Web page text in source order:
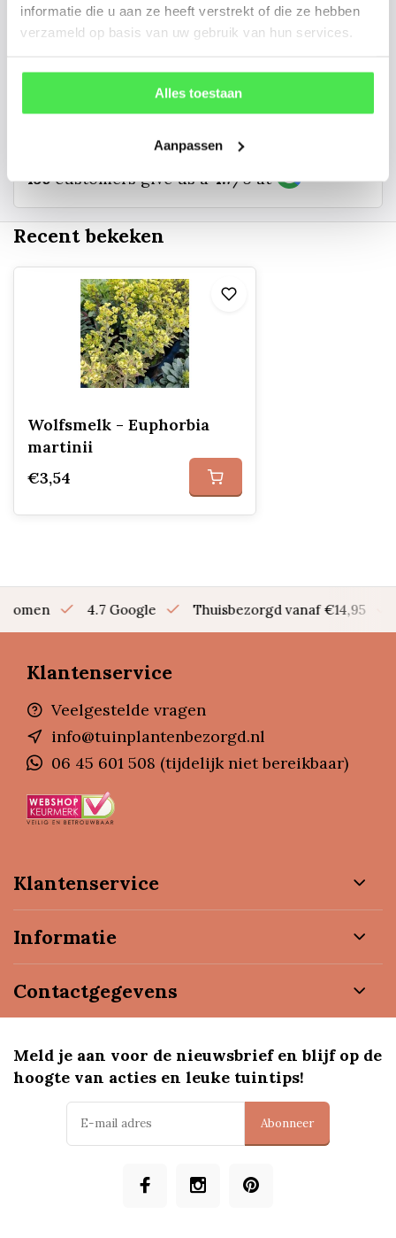
informatie die u aan ze heeft verstrekt of die ze hebben
verzameld op basis van uw gebruik van hun services.
Alles toestaan
Aanpassen
kunnen u een foto sturen.
06 45 601 508 (tijdelijk niet bereikbaar)
156 customers give us a 4.7/5 at
Recent bekeken
Wolfsmelk - Euphorbia
martinii
€3,54
bomen 4.7 Google Thuisbezorgd vanaf €14,95
Klantenservice
Veelgestelde vragen
info@tuinplantenbezorgd.nl
06 45 601 508 (tijdelijk niet bereikbaar)
Klantenservice
Informatie
Contactgegevens
Meld je aan voor de nieuwsbrief en blijf op de
hoogte van acties en leuke tuintips!
Abonneer